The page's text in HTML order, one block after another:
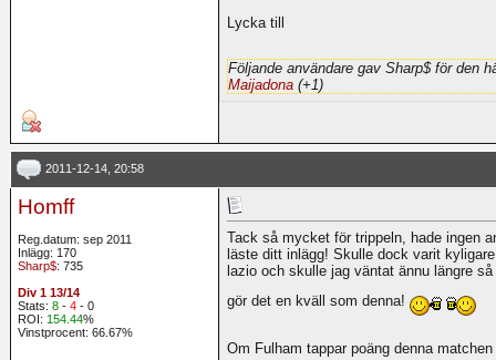
Lycka till
Följande användare gav Sharp$ för den
Maijadona (+1)
2011-12-14, 20:58
Homff
Reg.datum: sep 2011
Inlägg: 170
Sharp$: 735
Div 1 13/14
Stats: 8 - 4 - 0
ROI: 154.44%
Vinstprocent: 66.67%
Tack så mycket för trippeln, hade ingen
läste ditt inlägg! Skulle dock varit
lazio och skulle jag väntat ännu längre
gör det en kväll som denna!
Om Fulham tappar poäng denna